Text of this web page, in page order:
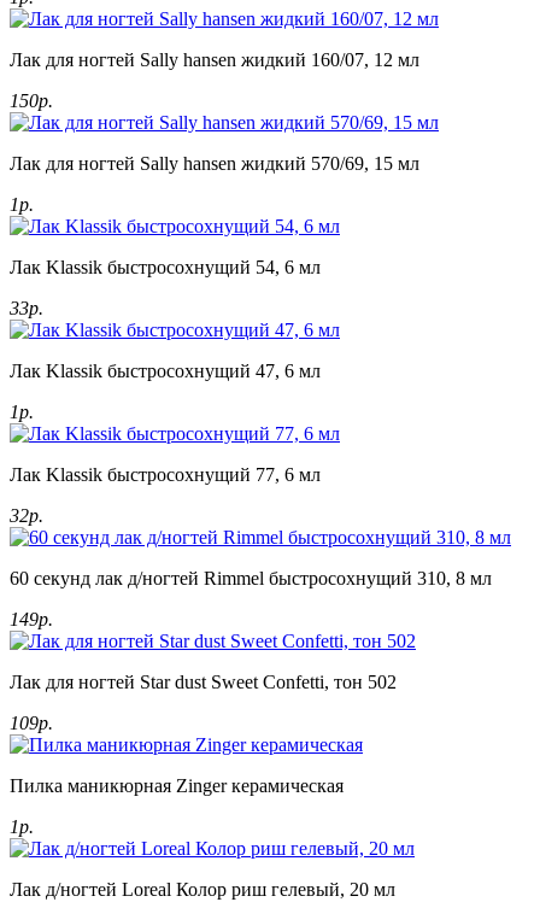
Лак для ногтей Sally hansen жидкий 160/07, 12 мл
150р.
Лак для ногтей Sally hansen жидкий 570/69, 15 мл
1р.
Лак Klassik быстросохнущий 54, 6 мл
33р.
Лак Klassik быстросохнущий 47, 6 мл
1р.
Лак Klassik быстросохнущий 77, 6 мл
32р.
60 секунд лак д/ногтей Rimmel быстросохнущий 310, 8 мл
149р.
Лак для ногтей Star dust Sweet Confetti, тон 502
109р.
Пилка маникюрная Zinger керамическая
1р.
Лак д/ногтей Loreal Колор риш гелевый, 20 мл